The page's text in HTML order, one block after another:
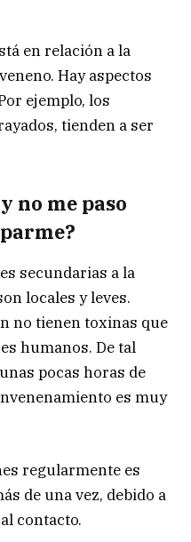
en relación a la
Hay aspectos
ejemplo, los
tienden a ser
no me paso
secundarias a la
locales y leves.
no tienen toxinas que
humanos. De tal
pocas horas de
es muy
regularmente es
de una vez, debido a
contacto.